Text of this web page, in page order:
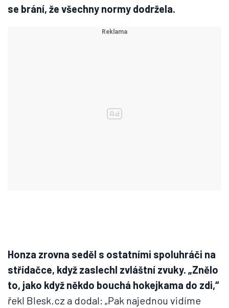
se brání, že všechny normy dodržela.
Honza zrovna seděl s ostatními spoluhráči na
střídačce, když zaslechl zvláštní zvuky. „Znělo
to, jako když někdo bouchá hokejkama do zdi,“
řekl Blesk.cz a dodal: „Pak najednou vidíme